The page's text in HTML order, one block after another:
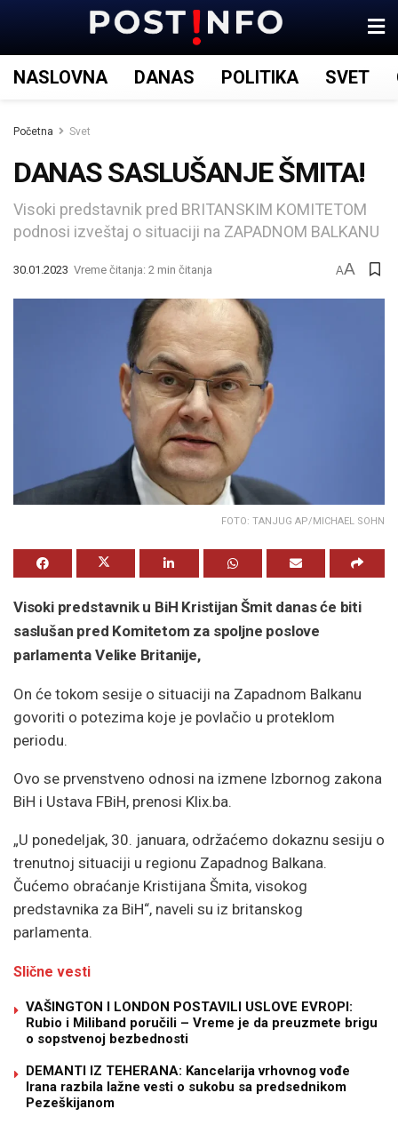
NASLOVNA DANAS POLITIKA SVET
Početna Svet
DANAS SASLUŠANJE ŠMITA!
Visoki predstavnik pred BRITANSKIM KOMITETOM
podnosi izveštaj o situaciji na ZAPADNOM BALKANU
30.01.2023 Vreme čitanja: 2 min čitanja AA
FOTO: TANJUG AP/MICHAEL SOHN
Visoki predstavnik u BiH Kristijan Šmit danas će biti
saslušan pred Komitetom za spoljne poslove
parlamenta Velike Britanije,
On će tokom sesije o situaciji na Zapadnom Balkanu
govoriti o potezima koje je povlačio u proteklom
periodu.
Ovo se prvenstveno odnosi na izmene Izbornog zakona
BiH i Ustava FBiH, prenosi Klix.ba.
„U ponedeljak, 30. januara, održaćemo dokaznu sesiju o
trenutnoj situaciji u regionu Zapadnog Balkana.
Čućemo obraćanje Kristijana Šmita, visokog
predstavnika za BiH“, naveli su iz britanskog
parlamenta.
Slične vesti
VAŠINGTON I LONDON POSTAVILI USLOVE EVROPI:
Rubio i Miliband poručili – Vreme je da preuzmete brigu
o sopstvenoj bezbednosti
DEMANTI IZ TEHERANA: Kancelarija vrhovnog vođe
Irana razbila lažne vesti o sukobu sa predsednikom
Pezeškijanom